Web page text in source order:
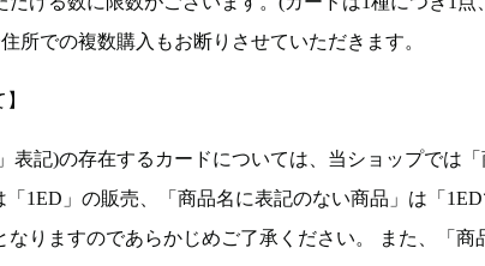
所での複数購入もお断りさせていただきます。
表記)の存在するカードについては、当ショップでは「
1ED」の販売、「商品名に表記のない商品」は「
りますのであらかじめご了承ください。 また、「商